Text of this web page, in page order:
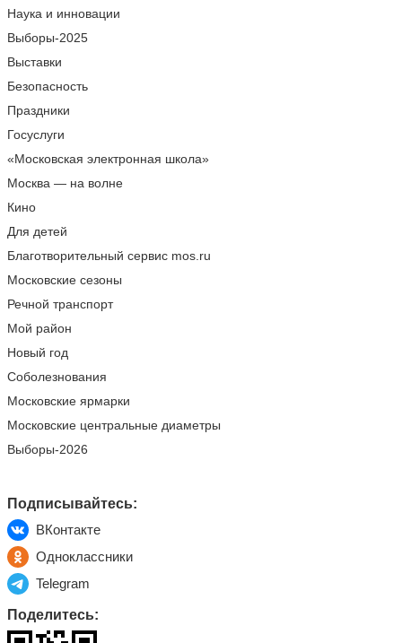
Наука и инновации
Выборы-2025
Выставки
Безопасность
Праздники
Госуслуги
«Московская электронная школа»
Москва — на волне
Кино
Для детей
Благотворительный сервис mos.ru
Московские сезоны
Речной транспорт
Мой район
Новый год
Соболезнования
Московские ярмарки
Московские центральные диаметры
Выборы-2026
Подписывайтесь:
ВКонтакте
Одноклассники
Telegram
Поделитесь: